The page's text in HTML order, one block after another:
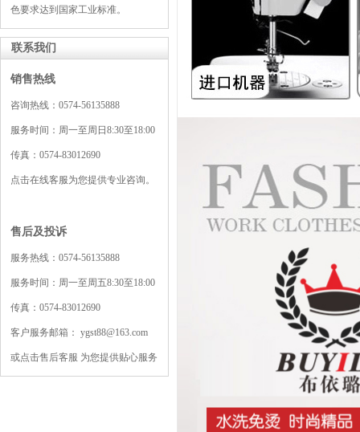
色要求达到国家工业标准。
联系我们
销售热线
咨询热线：0574-56135888
服务时间：周一至周日8:30至18:00
传真：0574-83012690
点击在线客服为您提供专业咨询。
售后及投诉
服务热线：0574-56135888
服务时间：周一至周五8:30至18:00
传真：0574-83012690
客户服务邮箱： ygst88@163.com
或点击售后客服 为您提供贴心服务